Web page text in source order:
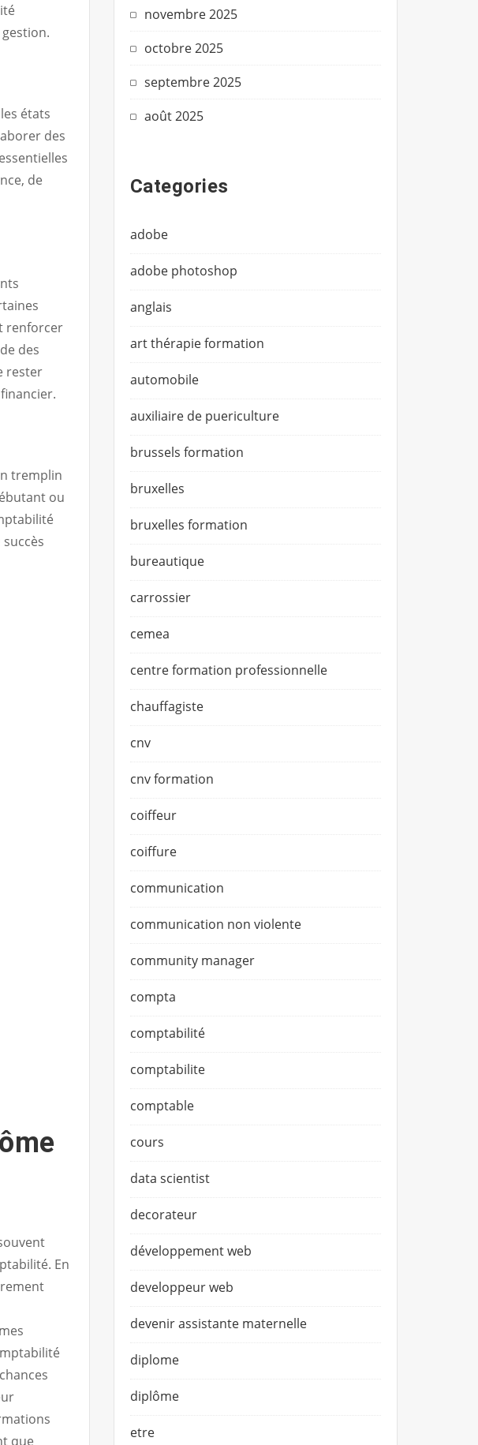
états
des
de
renforcer
des
rester
tremplin
ou
En
que
novembre 2025
octobre 2025
septembre 2025
août 2025
Categories
adobe
adobe photoshop
anglais
art thérapie formation
automobile
auxiliaire de puericulture
brussels formation
bruxelles
bruxelles formation
bureautique
carrossier
cemea
centre formation professionnelle
chauffagiste
cnv
cnv formation
coiffeur
coiffure
communication
communication non violente
community manager
compta
comptabilité
comptabilite
comptable
cours
data scientist
decorateur
développement web
developpeur web
devenir assistante maternelle
diplome
diplôme
etre